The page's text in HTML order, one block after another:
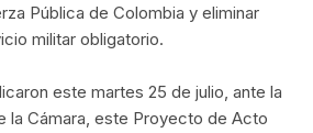
Pública de Colombia y eliminar
militar obligatorio.
este martes 25 de julio, ante la
la Cámara, este Proyecto de Acto